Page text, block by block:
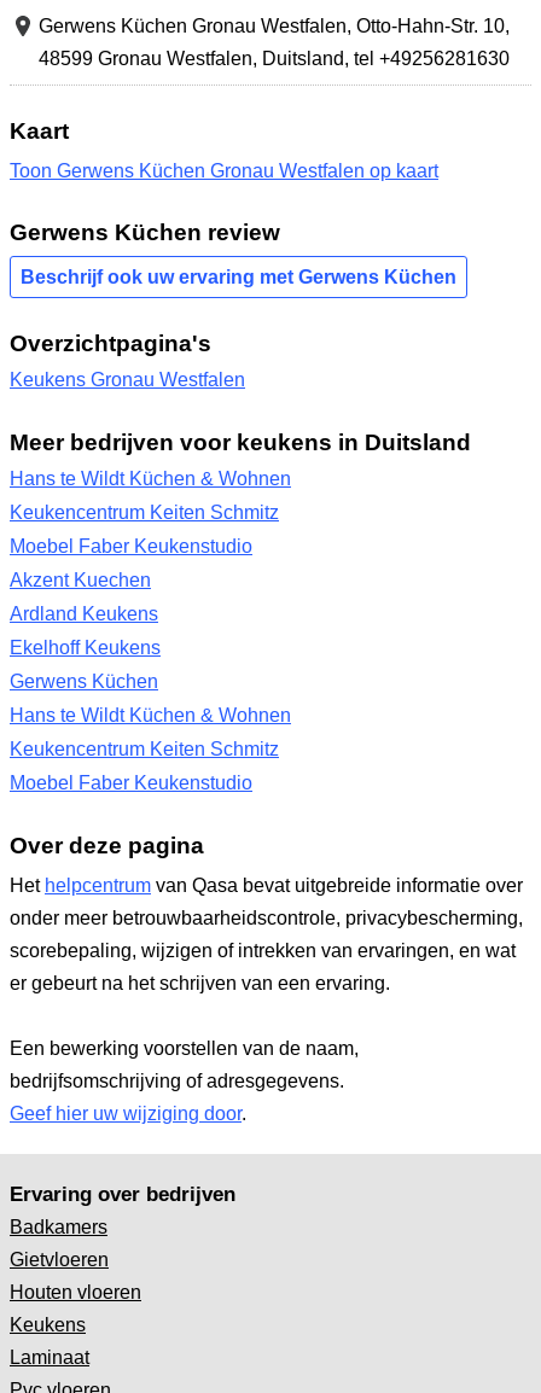
Gerwens Küchen Gronau Westfalen, Otto-Hahn-Str. 10,
48599 Gronau Westfalen, Duitsland, tel +49256281630
Kaart
Toon Gerwens Küchen Gronau Westfalen op kaart
Gerwens Küchen review
Beschrijf ook uw ervaring met Gerwens Küchen
Overzichtpagina's
Keukens Gronau Westfalen
Meer bedrijven voor keukens in Duitsland
Hans te Wildt Küchen & Wohnen
Keukencentrum Keiten Schmitz
Moebel Faber Keukenstudio
Akzent Kuechen
Ardland Keukens
Ekelhoff Keukens
Gerwens Küchen
Hans te Wildt Küchen & Wohnen
Keukencentrum Keiten Schmitz
Moebel Faber Keukenstudio
Over deze pagina
Het helpcentrum van Qasa bevat uitgebreide informatie over
onder meer betrouwbaarheidscontrole, privacybescherming,
scorebepaling, wijzigen of intrekken van ervaringen, en wat
er gebeurt na het schrijven van een ervaring.
Een bewerking voorstellen van de naam,
bedrijfsomschrijving of adresgegevens.
Geef hier uw wijziging door.
Ervaring over bedrijven
Badkamers
Gietvloeren
Houten vloeren
Keukens
Laminaat